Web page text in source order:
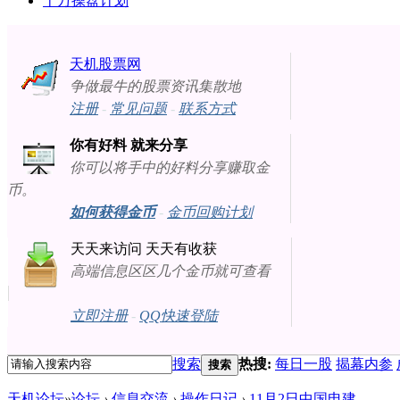
天机股票网
争做最牛的股票资讯集散地
注册- 常见问题- 联系方式
你有好料 就来分享
你可以将手中的好料分享赚取金
币。
如何获得金币- 金币回购计划
天天来访问 天天有收获
高端信息区区几个金币就可查看
立即注册- QQ快速登陆
搜索 搜索 热搜: 每日一股 揭幕内参